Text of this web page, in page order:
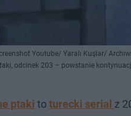
Youtube/ Yaralı Kuşlar/
odcinek 203 – powstanie
ptaki to turecki serial z